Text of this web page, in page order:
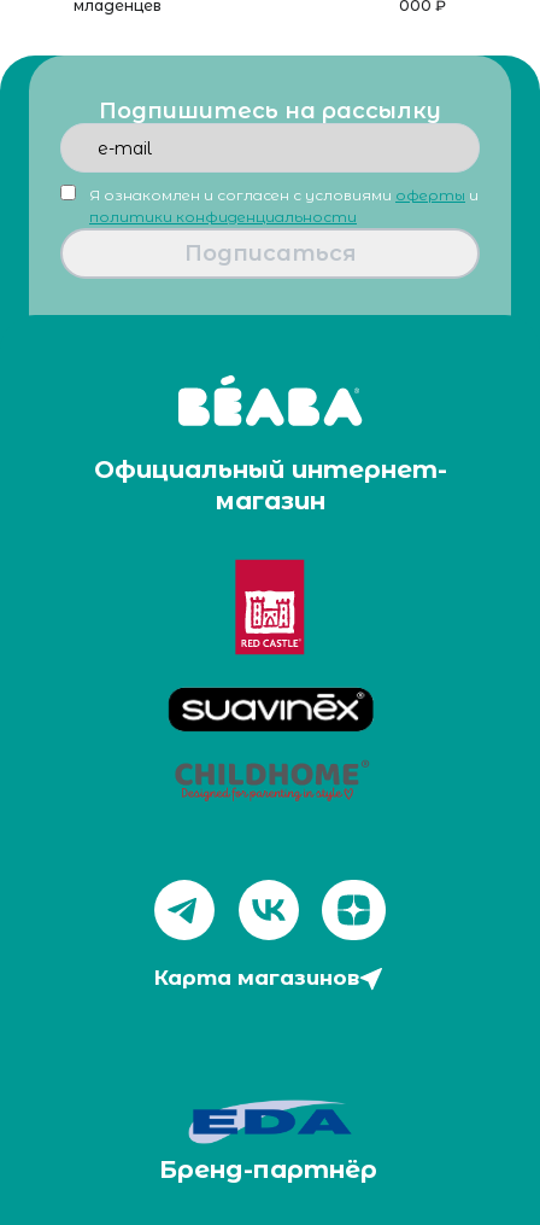
младенцев
000 ₽
Подпишитесь на рассылку
Я ознакомлен и согласен с условиями оферты и
политики конфиденциальности
Подписаться
Официальный интернет-
магазин
Карта магазинов
Бренд-партнёр